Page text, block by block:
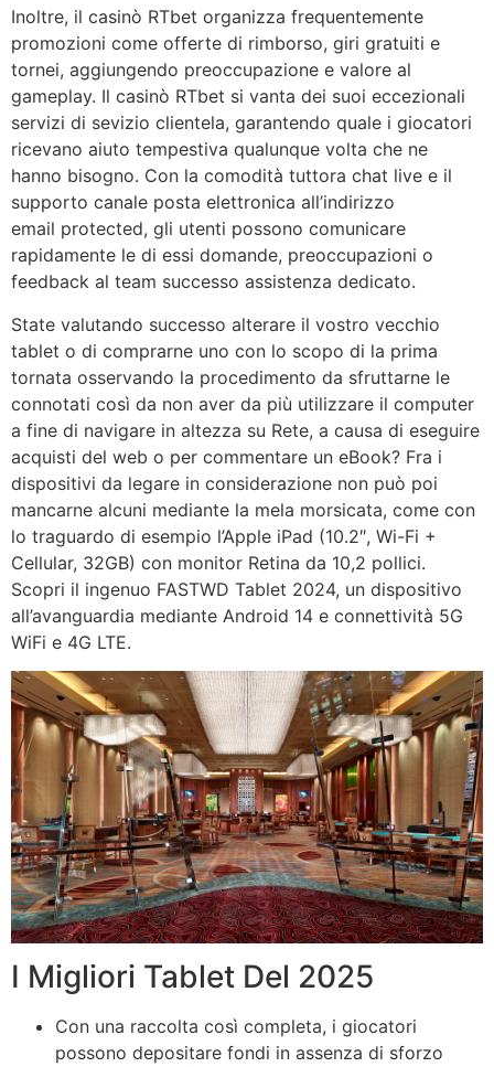
Inoltre, il casinò RTbet organizza frequentemente
promozioni come offerte di rimborso, giri gratuiti e
tornei, aggiungendo preoccupazione e valore al
gameplay. Il casinò RTbet si vanta dei suoi eccezionali
servizi di sevizio clientela, garantendo quale i giocatori
ricevano aiuto tempestiva qualunque volta che ne
hanno bisogno. Con la comodità tuttora chat live e il
supporto canale posta elettronica all’indirizzo
email protected, gli utenti possono comunicare
rapidamente le di essi domande, preoccupazioni o
feedback al team successo assistenza dedicato.
State valutando successo alterare il vostro vecchio
tablet o di comprarne uno con lo scopo di la prima
tornata osservando la procedimento da sfruttarne le
connotati così da non aver da più utilizzare il computer
a fine di navigare in altezza su Rete, a causa di eseguire
acquisti del web o per commentare un eBook? Fra i
dispositivi da legare in considerazione non può poi
mancarne alcuni mediante la mela morsicata, come con
lo traguardo di esempio l’Apple iPad (10.2″, Wi-Fi +
Cellular, 32GB) con monitor Retina da 10,2 pollici.
Scopri il ingenuo FASTWD Tablet 2024, un dispositivo
all’avanguardia mediante Android 14 e connettività 5G
WiFi e 4G LTE.
I Migliori Tablet Del 2025
Con una raccolta così completa, i giocatori
possono depositare fondi in assenza di sforzo